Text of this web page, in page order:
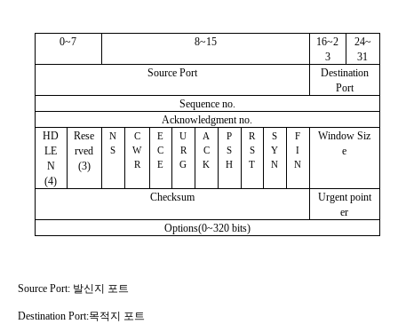
0~7 8~15
16~2
3
24~
31
Source Port
Destination
Port
Sequence no.
Acknowledgment no.
HD
LE
N
(4)
Rese
rved
(3)
N
S
C
W
R
E
C
E
U
R
G
A
C
K
P
S
H
R
S
T
S
Y
N
F
I
N
Window Siz
e
Checksum
Urgent point
er
Options(0~320 bits)
Source Port: 발신지 포트
Destination Port:목적지 포트